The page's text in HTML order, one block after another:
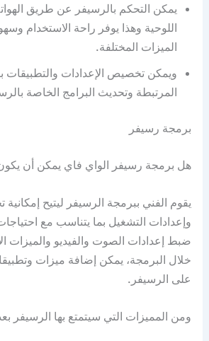
يمكن التحكم بالرسيفر عن طريق
اللوحية وهذا يوفر راحة الاستخدام
الميزات المختلفة.
ويمكن تخصيص الإعدادات والتطبيقات
المرتبطة وتحديث البرامج الخاصة
برمجة رسيفر
هل برمجة رسيفر الواي فاي يمكن أن
يقوم الفني ببرمجة الرسيفر ليتيح
وإعدادات التشغيل بما يتناسب مع
ضبط إعدادات الصوت والفيديو والميزات
خلال البرمجة، يمكن إضافة ميزات
على الرسيفر.
ومن المميزات التي سيتمتع بها الرسيفر